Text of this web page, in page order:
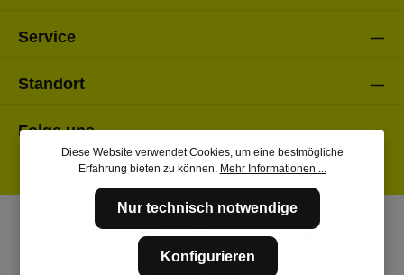
Service
Standort
Folge uns
Diese Website verwendet Cookies, um eine bestmögliche
Erfahrung bieten zu können. Mehr Informationen ...
Nur technisch notwendige
Konfigurieren